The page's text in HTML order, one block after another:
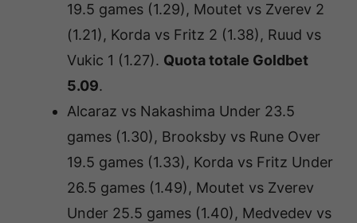
19.5 games (1.29), Moutet vs Zverev 2
(1.21), Korda vs Fritz 2 (1.38), Ruud vs
Vukic 1 (1.27). Quota totale Goldbet
5.09.
Alcaraz vs Nakashima Under 23.5
games (1.30), Brooksby vs Rune Over
19.5 games (1.33), Korda vs Fritz Under
26.5 games (1.49), Moutet vs Zverev
Under 25.5 games (1.40), Medvedev vs